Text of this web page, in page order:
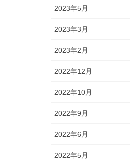
2023年5月
2023年3月
2023年2月
2022年12月
2022年10月
2022年9月
2022年6月
2022年5月